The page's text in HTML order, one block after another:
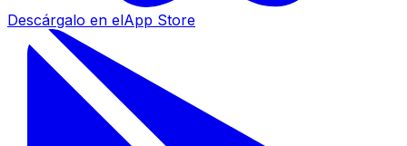
Descárgalo en elApp Store